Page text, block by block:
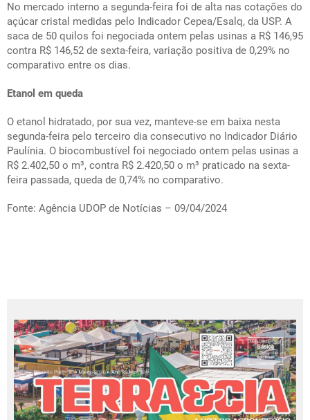
No mercado interno a segunda-feira foi de alta nas cotações do
açúcar cristal medidas pelo Indicador Cepea/Esalq, da USP. A
saca de 50 quilos foi negociada ontem pelas usinas a R$ 146,95
contra R$ 146,52 de sexta-feira, variação positiva de 0,29% no
comparativo entre os dias.
Etanol em queda
O etanol hidratado, por sua vez, manteve-se em baixa nesta
segunda-feira pelo terceiro dia consecutivo no Indicador Diário
Paulínia. O biocombustível foi negociado ontem pelas usinas a
R$ 2.402,50 o m³, contra R$ 2.420,50 o m³ praticado na sexta-
feira passada, queda de 0,74% no comparativo.
Fonte: Agência UDOP de Notícias – 09/04/2024